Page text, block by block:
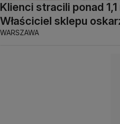
Klienci stracili ponad
Właściciel sklepu
WARSZAWA